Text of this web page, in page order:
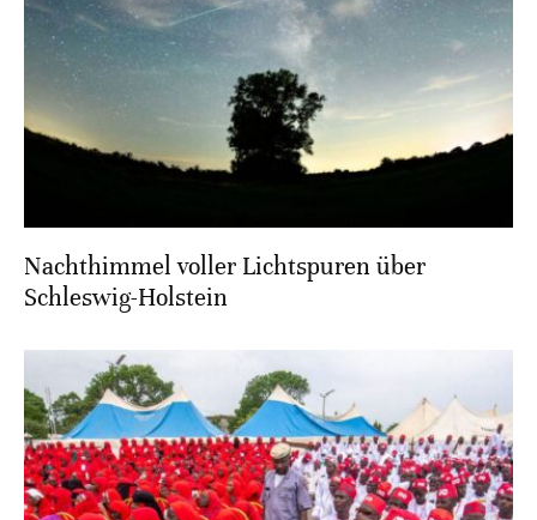
Nachthimmel voller Lichtspuren über
Schleswig-Holstein